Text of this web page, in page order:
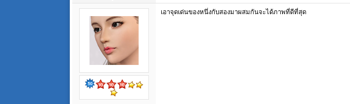
เอาจุดเด่นของหนึ่งกับสองมาผสมกันจะได้ภาพที่ดีที่สุด